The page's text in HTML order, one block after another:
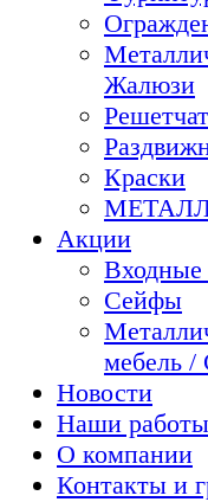
Жалюзи
Краски
Акции
Входные
Сейфы
мебель /
Новости
Наши работы
О компании
Контакты и